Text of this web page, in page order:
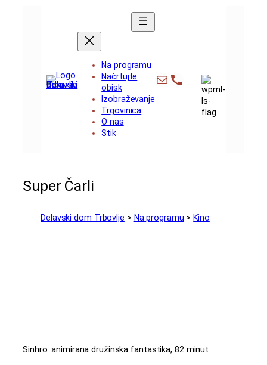
Na programu
Načrtujte
obisk
Izobraževanje
Trgovinica
O nas
Stik
info@dd-trbovlje.si
+386 3 56 481
Super Čarli
Delavski dom Trbovlje > Na programu >Kino
Sinhro. animirana družinska fantastika, 82 minut